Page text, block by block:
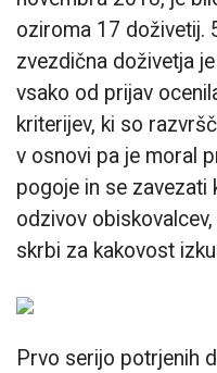
oziroma 17 doživetij.
zvezdična doživetja
vsako od prijav
kriterijev, ki so
v osnovi pa je moral
pogoje in se zavezati
odzivov
skrbi za kakovost
Prvo serijo potrjenih